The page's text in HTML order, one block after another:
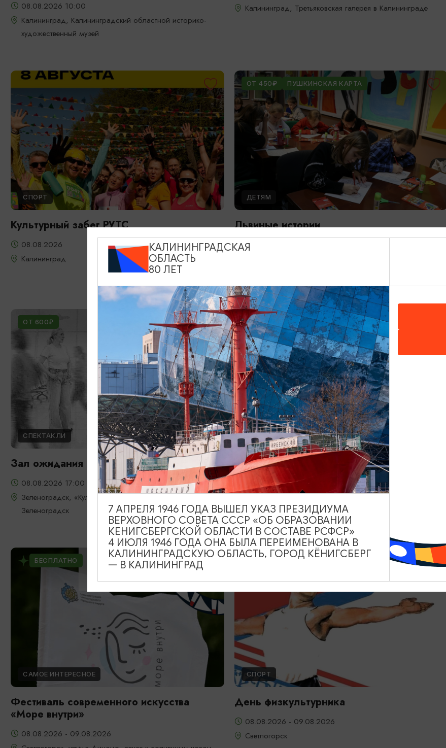
08.08.2026 10:00
Калининград, Калининградский областной историко-
художественный музей
Калининград, Третьяковская галерея в Калининграде
СПОРТ
Культурный забег РУТС
08.08.2026
Калининград
ОТ 450₽ ПУШКИНСКАЯ КАРТА
ДЕТЯМ
Львиные истории
08.08.2026 13:00
ОТ 600₽
СПЕКТАКЛИ
Зал ожидания
08.08.2026 17:00
Зеленоградск, «Культурно-досуговый центр» г.
Зеленоградск
ОТ 3000₽
КОНЦЕРТЫ
Только хиты
08.08.2026 18:00
Зеленоградск, Кафе «Соленая ворона»
БЕСПЛАТНО
САМОЕ ИНТЕРЕСНОЕ
Фестиваль современного искусства
«Море внутри»
08.08.2026 - 09.08.2026
БЕСПЛАТНО
СПОРТ
День физкультурника
08.08.2026 - 09.08.2026
Светлогорск
КАЛИНИНГРАДСКАЯ
ОБЛАСТЬ
80 ЛЕТ
7 АПРЕЛЯ 1946 ГОДА ВЫШЕЛ УКАЗ ПРЕЗИДИУМА
ВЕРХОВНОГО СОВЕТА СССР «ОБ ОБРАЗОВАНИИ
КЕНИГСБЕРГСКОЙ ОБЛАСТИ В СОСТАВЕ РСФСР»
4 ИЮЛЯ 1946 ГОДА ОНА БЫЛА ПЕРЕИМЕНОВАНА В
КАЛИНИНГРАДСКУЮ ОБЛАСТЬ, ГОРОД КЁНИГСБЕРГ
— В КАЛИНИНГРАД